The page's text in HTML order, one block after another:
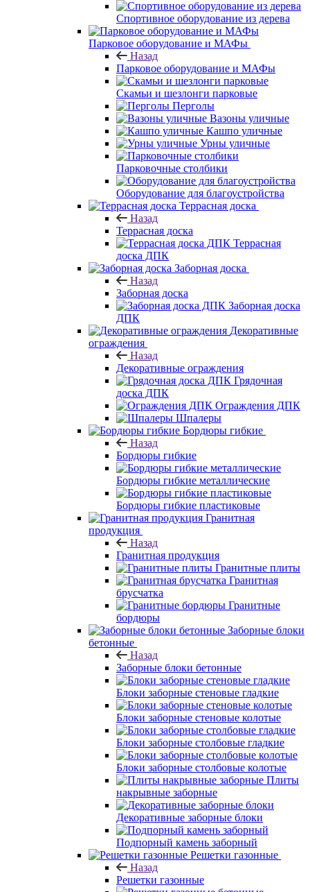
Спортивное оборудование из дерева
Парковое оборудование и МАФы
Назад
Парковое оборудование и МАФы
Скамьи и шезлонги парковые
Перголы
Вазоны уличные
Кашпо уличные
Урны уличные
Парковочные столбики
Оборудование для благоустройства
Террасная доска
Назад
Террасная доска
Террасная
доска ДПК
Заборная доска
Назад
Заборная доска
Заборная доска
ДПК
Декоративные
ограждения
Назад
Декоративные ограждения
Грядочная
доска ДПК
Ограждения ДПК
Шпалеры
Бордюры гибкие
Назад
Бордюры гибкие
Бордюры гибкие металлические
Бордюры гибкие пластиковые
Гранитная
продукция
Назад
Гранитная продукция
Гранитные плиты
Гранитная
брусчатка
Гранитные
бордюры
Заборные блоки
бетонные
Назад
Заборные блоки бетонные
Блоки заборные стеновые гладкие
Блоки заборные стеновые колотые
Блоки заборные столбовые гладкие
Блоки заборные столбовые колотые
Плиты
накрывные заборные
Декоративные заборные блоки
Подпорный камень заборный
Решетки газонные
Назад
Решетки газонные